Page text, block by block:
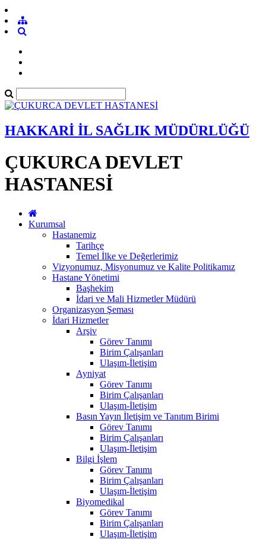
HAKKARİ İL SAĞLIK MÜDÜRLÜĞÜ
ÇUKURCA DEVLET
HASTANESİ
Kurumsal
Hastanemiz
Tarihçe
Temel İlke ve Değerlerimiz
Vizyonumuz, Misyonumuz ve Kalite Politikamız
Hastane Yönetimi
Başhekim
İdari ve Mali Hizmetler Müdürü
Organizasyon Şeması
İdari Hizmetler
Arşiv
Görev Tanımı
Birim Çalışanları
Ulaşım-İletişim
Ayniyat
Görev Tanımı
Birim Çalışanları
Ulaşım-İletişim
Basın Yayın İletişim ve Tanıtım Birimi
Görev Tanımı
Birim Çalışanları
Ulaşım-İletişim
Bilgi İşlem
Görev Tanımı
Birim Çalışanları
Ulaşım-İletişim
Biyomedikal
Görev Tanımı
Birim Çalışanları
Ulaşım-İletişim